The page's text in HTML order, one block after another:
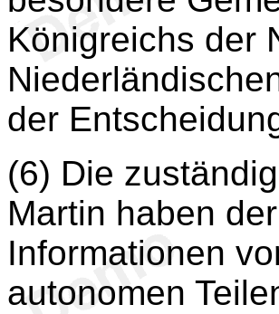
Königreichs der
der
(6) Die
Martin haben
Informationen
autonomen